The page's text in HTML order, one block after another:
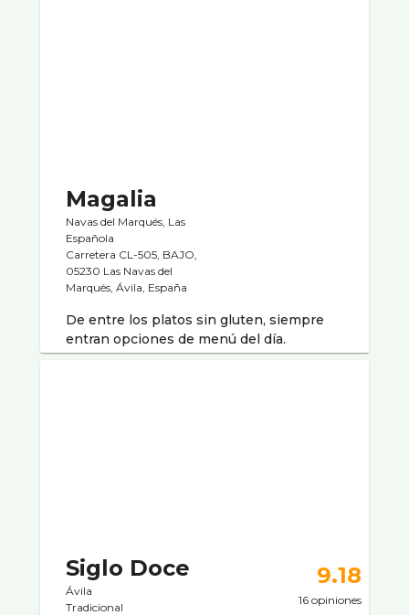
Magalia
Navas del Marqués, Las
Española
Carretera CL-505, BAJO,
05230 Las Navas del
Marqués, Ávila, España
De entre los platos sin gluten, siempre
entran opciones de menú del día.
Siglo Doce
Ávila
Tradicional
9.18
16 opiniones